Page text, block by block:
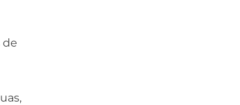
de